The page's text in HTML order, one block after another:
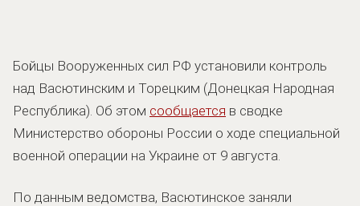
Бойцы Вооруженных сил РФ установили контроль
над Васютинским и Торецким (Донецкая Народная
Республика). Об этом сообщается в сводке
Министерство обороны России о ходе специальной
военной операции на Украине от 9 августа.
По данным ведомства, Васютинское заняли